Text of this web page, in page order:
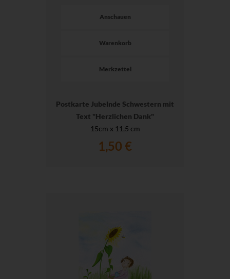
Anschauen
Warenkorb
Merkzettel
Postkarte Jubelnde Schwestern mit
Text "Herzlichen Dank"
15cm x 11,5 cm
1,50 €